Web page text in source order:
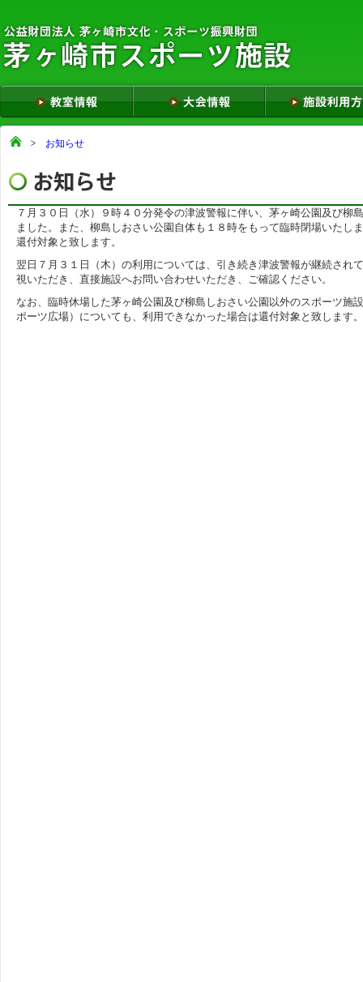
お知らせ
７月３０日（水）９時４０分発令の津波警報に伴い、茅ヶ崎公園及び柳
ました。また、柳島しおさい公園自体も１８時をもって臨時閉場いたし
還付対象と致します。
翌日７月３１日（木）の利用については、引き続き津波警報が継続され
視いただき、直接施設へお問い合わせいただき、ご確認ください。
なお、臨時休場した茅ヶ崎公園及び柳島しおさい公園以外のスポーツ施
ポーツ広場）についても、利用できなかった場合は還付対象と致します。